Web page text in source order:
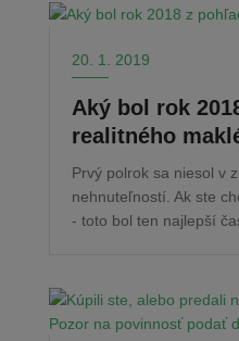
20. 1. 2019
Aký bol rok
realitného
Prvý polrok sa niesol v
nehnuteľností. Ak ste
- toto bol ten najlepší